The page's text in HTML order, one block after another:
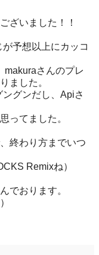
ざいました！！
予想以上にカッコ
makuraさんのプレ
ました。
グンだし、Apiさ
ってました。
終わり方までいつ
Remixね）
でおります。